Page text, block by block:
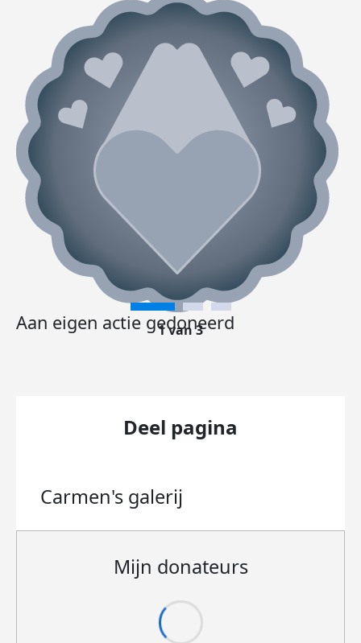
Aan eigen actie gedoneerd
1 van 3
Deel pagina
Carmen's galerij
Mijn donateurs